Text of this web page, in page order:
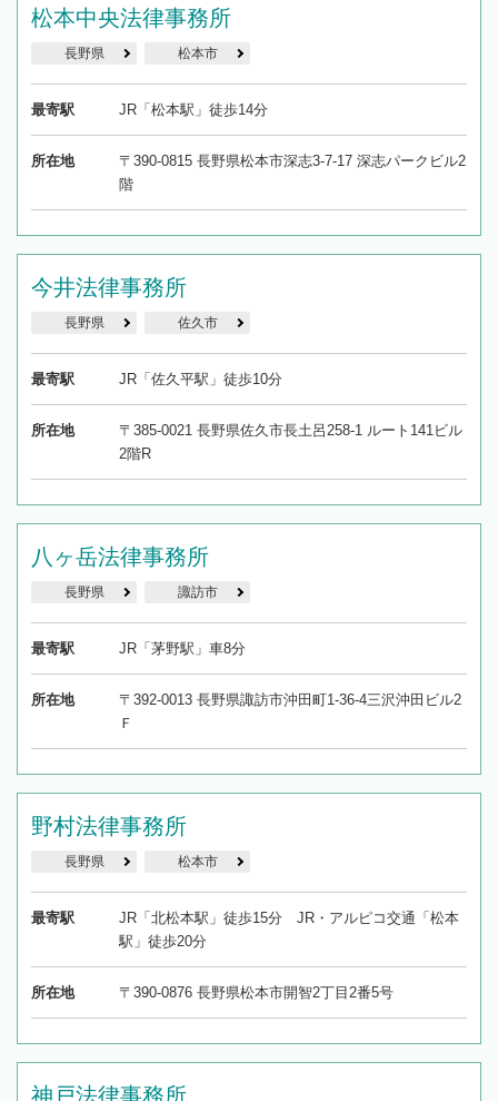
松本中央法律事務所
長野県 松本市
最寄駅 JR「松本駅」徒歩14分
所在地
〒390-0815 長野県松本市深志3-7-17 深志パークビル2
階
今井法律事務所
長野県 佐久市
最寄駅 JR「佐久平駅」徒歩10分
所在地
〒385-0021 長野県佐久市長土呂258-1 ルート141ビル
2階R
八ヶ岳法律事務所
長野県 諏訪市
最寄駅 JR「茅野駅」車8分
所在地
〒392-0013 長野県諏訪市沖田町1-36-4三沢沖田ビル2
Ｆ
野村法律事務所
長野県 松本市
最寄駅
JR「北松本駅」徒歩15分 JR・アルピコ交通「松本
駅」徒歩20分
所在地 〒390-0876 長野県松本市開智2丁目2番5号
神戸法律事務所